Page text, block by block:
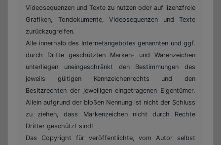
Videosequenzen und Texte zu nutzen oder auf lizenzfreie
Grafiken, Tondokumente, Videosequenzen und Texte
zurückzugreifen.
Alle innerhalb des Internetangebotes genannten und ggf.
durch Dritte geschützten Marken- und Warenzeichen
unterliegen uneingeschränkt den Bestimmungen des
jeweils gültigen Kennzeichenrechts und den
Besitzrechten der jeweiligen eingetragenen Eigentümer.
Allein aufgrund der bloßen Nennung ist nicht der Schluss
zu ziehen, dass Markenzeichen nicht durch Rechte
Dritter geschützt sind!
Das Copyright für veröffentlichte, vom Autor selbst